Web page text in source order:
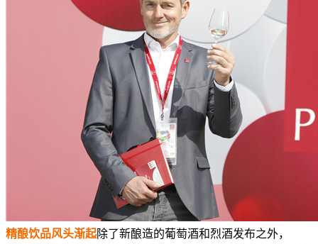
精酿饮品风头渐起除了新酿造的葡萄酒和烈酒发布之外，